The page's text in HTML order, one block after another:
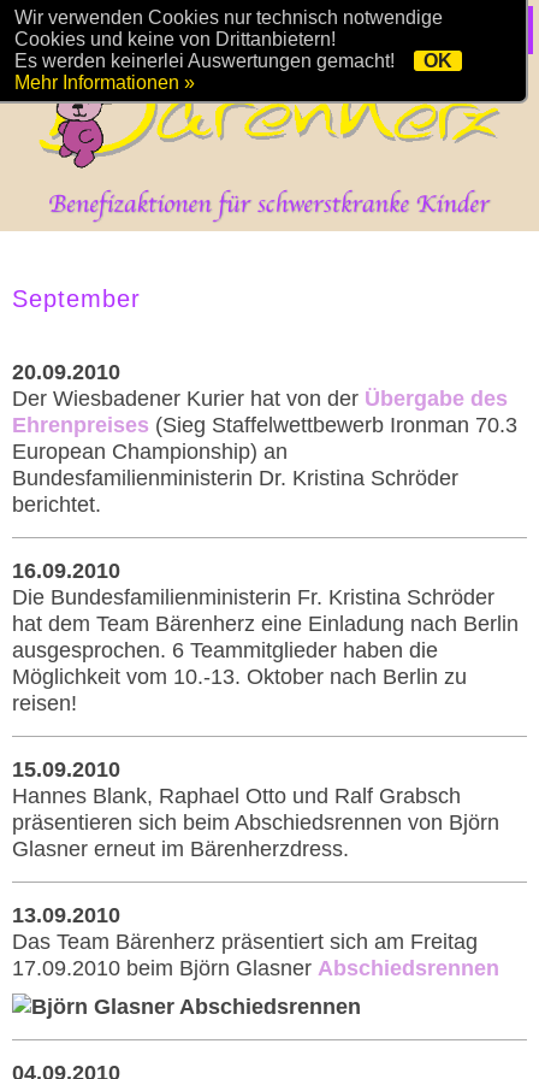
September
20.09.2010
Der Wiesbadener Kurier hat von der Übergabe des
Ehrenpreises (Sieg Staffelwettbewerb Ironman 70.3
European Championship) an
Bundesfamilienministerin Dr. Kristina Schröder
berichtet.
16.09.2010
Die Bundesfamilienministerin Fr. Kristina Schröder
hat dem Team Bärenherz eine Einladung nach Berlin
ausgesprochen. 6 Teammitglieder haben die
Möglichkeit vom 10.-13. Oktober nach Berlin zu
reisen!
15.09.2010
Hannes Blank, Raphael Otto und Ralf Grabsch
präsentieren sich beim Abschiedsrennen von Björn
Glasner erneut im Bärenherzdress.
13.09.2010
Das Team Bärenherz präsentiert sich am Freitag
17.09.2010 beim Björn Glasner Abschiedsrennen
04.09.2010
Wir verwenden Cookies nur technisch notwendige
Cookies und keine von Drittanbietern!
Es werden keinerlei Auswertungen gemacht!
OK
Mehr Informationen »